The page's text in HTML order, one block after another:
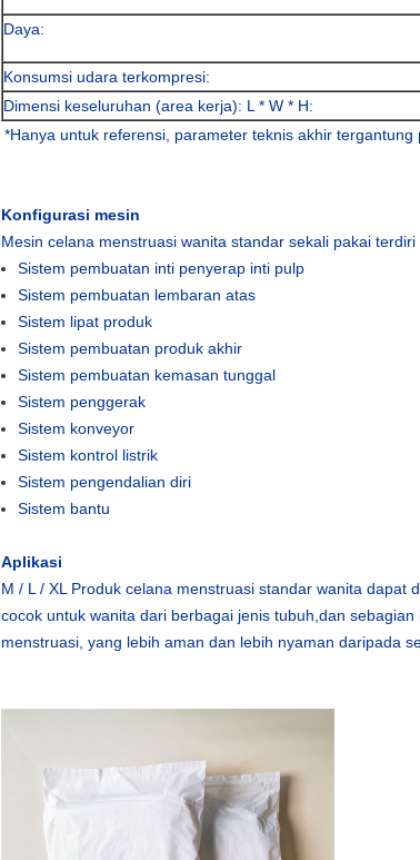
Daya:
Konsumsi udara terkompresi:
Dimensi keseluruhan (area kerja): L * W * H:
*Hanya untuk referensi, parameter teknis akhir
Konfigurasi mesin
Mesin celana menstruasi wanita standar sekali pakai
Sistem pembuatan inti penyerap inti pulp
Sistem pembuatan lembaran atas
Sistem lipat produk
Sistem pembuatan produk akhir
Sistem pembuatan kemasan tunggal
Sistem penggerak
Sistem konveyor
Sistem kontrol listrik
Sistem pengendalian diri
Sistem bantu
Aplikasi
M / L / XL Produk celana menstruasi standar wanita
cocok untuk wanita dari berbagai jenis tubuh,dan
menstruasi, yang lebih aman dan lebih nyaman daripada